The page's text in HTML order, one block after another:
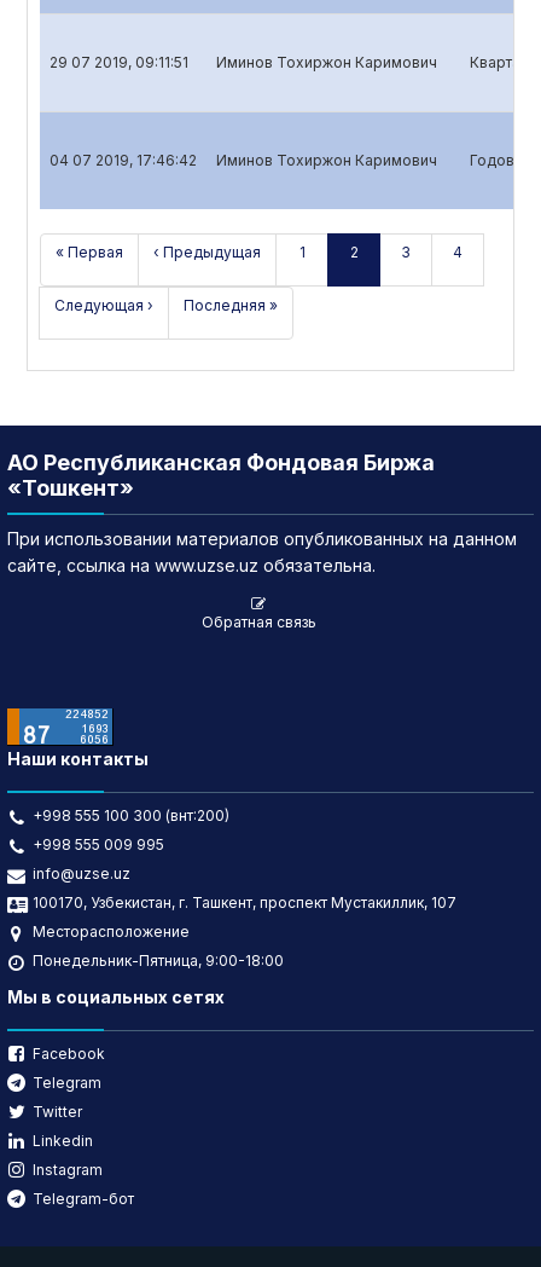
29 07 2019, 09:11:51 Иминов Тохиржон Каримович
04 07 2019, 17:46:42 Иминов Тохиржон Каримович Годовой
« Первая ‹ Предыдущая 1 2 3 4
Следующая › Последняя »
АО Республиканская Фондовая Биржа
«Тошкент»
При использовании материалов опубликованных на данном
сайте, ссылка на www.uzse.uz обязательна.
Обратная связь
Наши контакты
+998 555 100 300 (внт:200)
+998 555 009 995
info@uzse.uz
100170, Узбекистан, г. Ташкент, проспект Мустакиллик, 107
Месторасположение
Понедельник-Пятница, 9:00-18:00
Мы в социальных сетях
Facebook
Telegram
Twitter
Linkedin
Instagram
Telegram-бот